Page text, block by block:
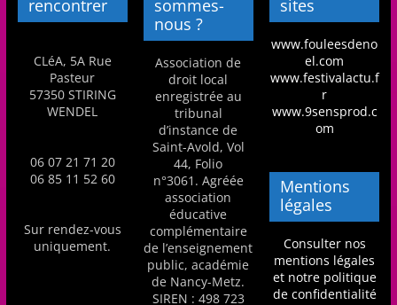
rencontrer
CLéA, 5A Rue
Pasteur
57350 STIRING
WENDEL
06 07 21 71 20
06 85 11 52 60
Sur rendez-vous
uniquement.
sommes-
nous ?
Association de
droit local
enregistrée au
tribunal
d’instance de
Saint-Avold, Vol
44, Folio
n°3061. Agréée
association
éducative
complémentaire
de l’enseignement
public, académie
de Nancy-Metz.
SIREN : 498 723
sites
www.fouleesdeno
el.com
www.festivalactu.f
r
www.9sensprod.c
om
Mentions
légales
Consulter nos
mentions légales
et notre politique
de confidentialité